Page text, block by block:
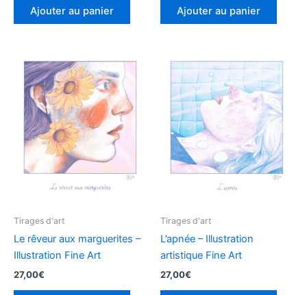
Ajouter au panier Ajouter au panier
Tirages d'art
Le rêveur aux marguerites –
Illustration Fine Art
27,00€
Tirages d'art
L’apnée – Illustration
artistique Fine Art
27,00€